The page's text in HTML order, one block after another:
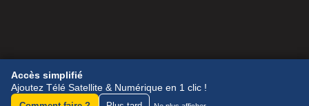
© 1989-2026 Télé Satellite et Numérique.
Accès simplifié
Ajoutez Télé Satellite & Numérique en 1 clic !